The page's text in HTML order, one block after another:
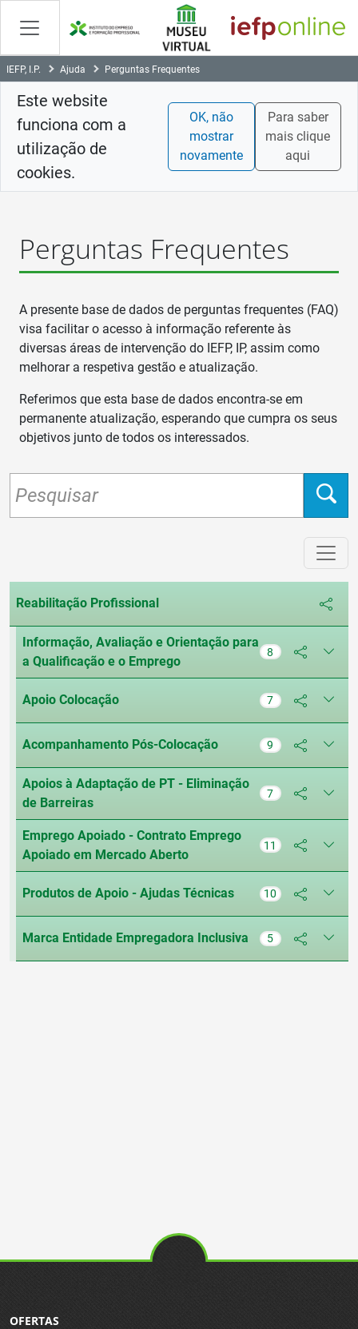
Saltar
para
conteúdo
principal
IEFP, I.P. Ajuda Perguntas Frequentes
Este website
funciona com a
utilização de
cookies.
OK, não
mostrar
novamente
Para saber
mais clique
aqui
Perguntas Frequentes
A presente base de dados de perguntas frequentes (FAQ)
visa facilitar o acesso à informação referente às
diversas áreas de intervenção do IEFP, IP, assim como
melhorar a respetiva gestão e atualização.
Referimos que esta base de dados encontra-se em
permanente atualização, esperando que cumpra os seus
objetivos junto de todos os interessados.
Reabilitação Profissional
Informação, Avaliação e Orientação para
a Qualificação e o Emprego
8
Apoio Colocação 7
Acompanhamento Pós-Colocação 9
Apoios à Adaptação de PT - Eliminação
de Barreiras
7
Emprego Apoiado - Contrato Emprego
Apoiado em Mercado Aberto
11
Produtos de Apoio - Ajudas Técnicas 10
Marca Entidade Empregadora Inclusiva 5
OFERTAS